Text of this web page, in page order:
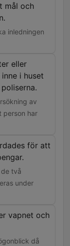
mål och
inledningen
eller
i huset
av
person har
för att
två
under
vapnet och
då